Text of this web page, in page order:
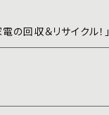
の回収＆リサイクル！